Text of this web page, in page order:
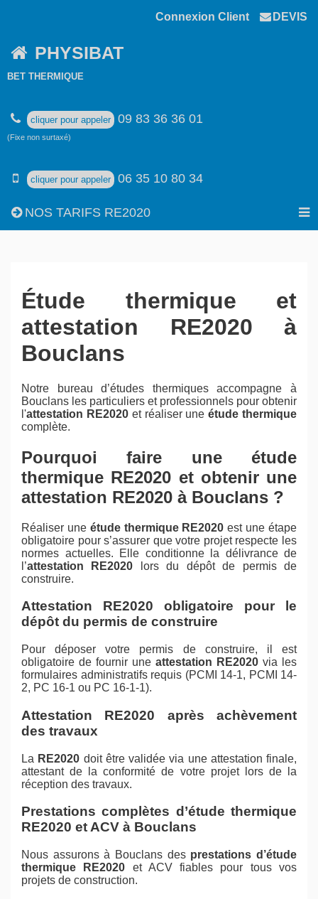
Connexion Client DEVIS
PHYSIBAT
BET THERMIQUE
cliquer pour appeler 09 83 36 36 01
(Fixe non surtaxé)
cliquer pour appeler 06 35 10 80 34
NOS TARIFS RE2020
Étude thermique et
attestation RE2020 à
Bouclans
Notre bureau d’études thermiques accompagne à
Bouclans les particuliers et professionnels pour obtenir
l'attestation RE2020et réaliser uneétude thermique
complète.
Pourquoi faire une étude
thermique RE2020 et obtenir une
attestation RE2020 à Bouclans ?
Réaliser une étude thermique RE2020 est une étape
obligatoire pour s’assurer que votre projet respecte les
normes actuelles. Elle conditionne la délivrance de
l’attestation RE2020 lors du dépôt de permis de
construire.
Attestation RE2020 obligatoire pour le
dépôt du permis de construire
Pour déposer votre permis de construire, il est
obligatoire de fournir une attestation RE2020 via les
formulaires administratifs requis (PCMI 14-1, PCMI 14-
2, PC 16-1 ou PC 16-1-1).
Attestation RE2020 après achèvement
des travaux
La RE2020 doit être validée via une attestation finale,
attestant de la conformité de votre projet lors de la
réception des travaux.
Prestations complètes d’étude thermique
RE2020 et ACV à Bouclans
Nous assurons à Bouclans des prestations d’étude
thermique RE2020 et ACV fiables pour tous vos
projets de construction.